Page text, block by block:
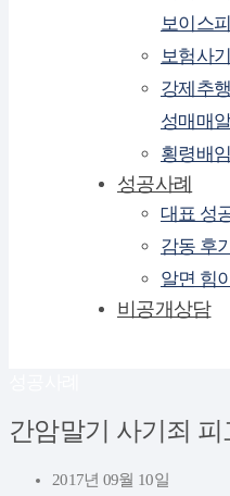
보이스
보험사기
강제추
성매매
횡령배임
성공사례
대표 성
감동 후
알면 힘
비공개상담
간암말기 사기죄 피
2017년 09월 10일